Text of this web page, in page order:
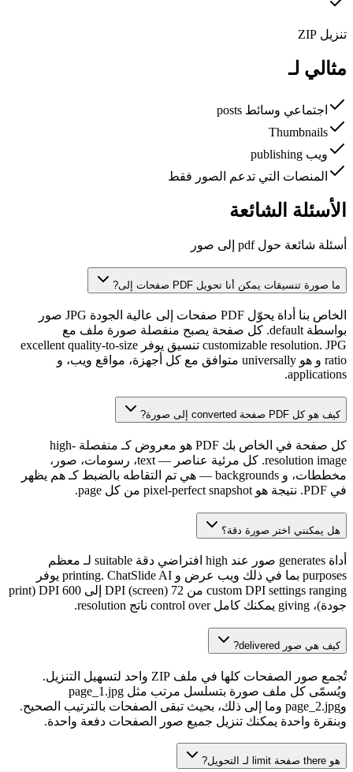
تنزيل ZIP
مثالي لـ
اجتماعي وسائط posts
Thumbnails
ويب publishing
المنصات التي تدعم الصور فقط
الأسئلة الشائعة
أسئلة شائعة حول pdf إلى صور
ما صورة تنسيقات يمكن أنا تحويل PDF صفحات إلى?
الخاص بنا أداة يحوّل PDF صفحات إلى عالية الجودة JPG صور
بواسطة default. كل صفحة يصبح منفصلة صورة ملف مع
customizable resolution. JPG تنسيق يوفر excellent quality-to-size
ratio و هو universally متوافق مع كل أجهزة، مواقع ويب، و
applications.
كيف هو كل PDF صفحة converted إلى صورة?
كل صفحة في الخاص بك PDF هو معروض كـ منفصلة high-
resolution image. كل مرئية عناصر — text، رسومات، صور،
مخططات، و backgrounds — هي تم التقاطه بالضبط كـ هم يظهر
في PDF. نتيجة هو pixel-perfect snapshot من كل page.
هل يمكنني اختر صورة دقة؟
أداة generates صور عند high افتراضي دقة suitable لـ معظم
purposes بما في ذلك ويب عرض و printing. ChatSlide AI يوفر
custom DPI settings ranging من 72 DPI (screen) إلى 600 DPI (print
جودة)، giving يمكنك كامل control over ناتج resolution.
كيف هي صور delivered?
تُجمع صور الصفحات كلها في ملف ZIP واحد لتسهيل التنزيل.
ويُسمّى كل ملف صورة بتسلسل مرتب مثل page_1.jpg
وpage_2.jpg وما إلى ذلك، بحيث تبقى الصفحات بالترتيب الصحيح.
وبنقرة واحدة يمكنك تنزيل جميع صور الصفحات دفعة واحدة.
هو there صفحة limit لـ التحويل?